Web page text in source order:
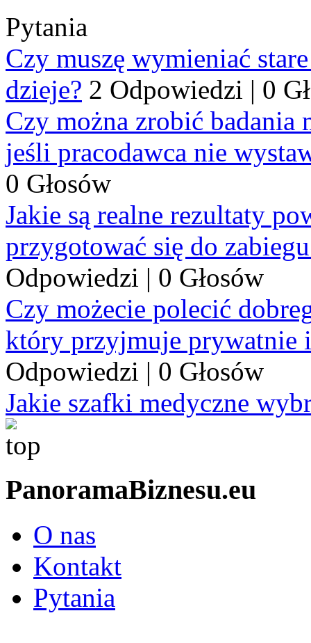
Pytania
Czy muszę wymieniać
dzieje? 2 Odpowiedzi | 0
Czy można zrobić badania
jeśli pracodawca nie
0 Głosów
Jakie są realne rezultaty
przygotować się do
Odpowiedzi | 0 Głosów
Czy możecie polecić
który przyjmuje prywatnie
Odpowiedzi | 0 Głosów
Jakie szafki medyczne
PanoramaBiznesu.eu
O nas
Kontakt
Pytania